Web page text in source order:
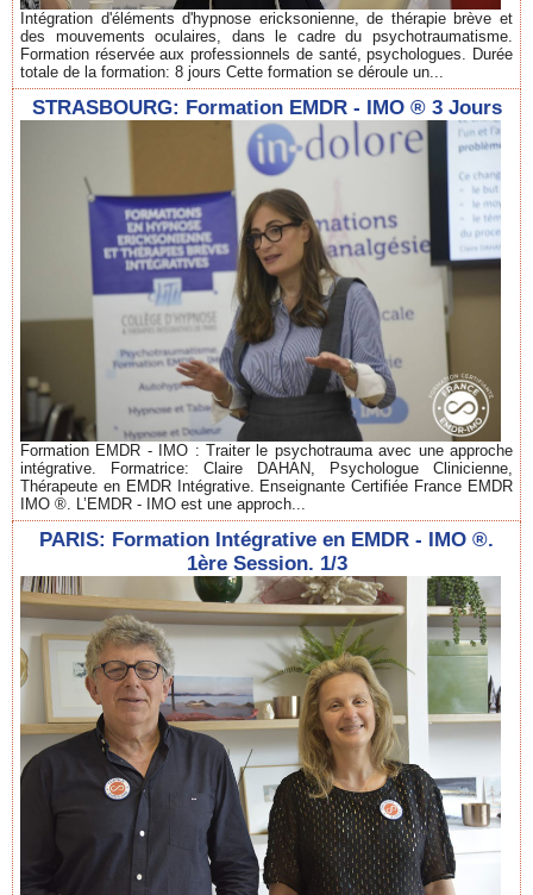
Intégration d'éléments d'hypnose ericksonienne, de thérapie brève et
des mouvements oculaires, dans le cadre du psychotraumatisme.
Formation réservée aux professionnels de santé, psychologues. Durée
totale de la formation: 8 jours Cette formation se déroule un...
STRASBOURG: Formation EMDR - IMO ® 3 Jours
Formation EMDR - IMO : Traiter le psychotrauma avec une approche
intégrative. Formatrice: Claire DAHAN, Psychologue Clinicienne,
Thérapeute en EMDR Intégrative. Enseignante Certifiée France EMDR
IMO ®. L’EMDR - IMO est une approch...
PARIS: Formation Intégrative en EMDR - IMO ®.
1ère Session. 1/3